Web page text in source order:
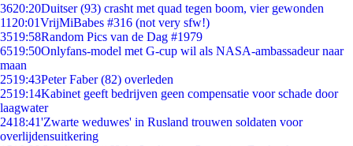
3620:20Duitser (93) crasht met quad tegen boom, vier gewonden
11 20:01VrijMiBabes #316 (not very sfw!)
3519:58Random Pics van de Dag #1979
6519:50Onlyfans-model met G-cup wil als NASA-ambassadeur naar
maan
2519:43Peter Faber (82) overleden
2519:14Kabinet geeft bedrijven geen compensatie voor schade door
laagwater
2418:41'Zwarte weduwes' in Rusland trouwen soldaten voor
overlijdensuitkering